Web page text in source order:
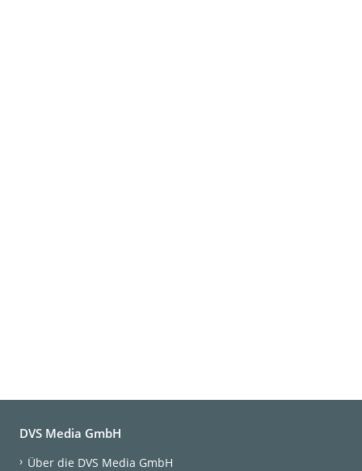
DVS Media GmbH
Über die DVS Media GmbH